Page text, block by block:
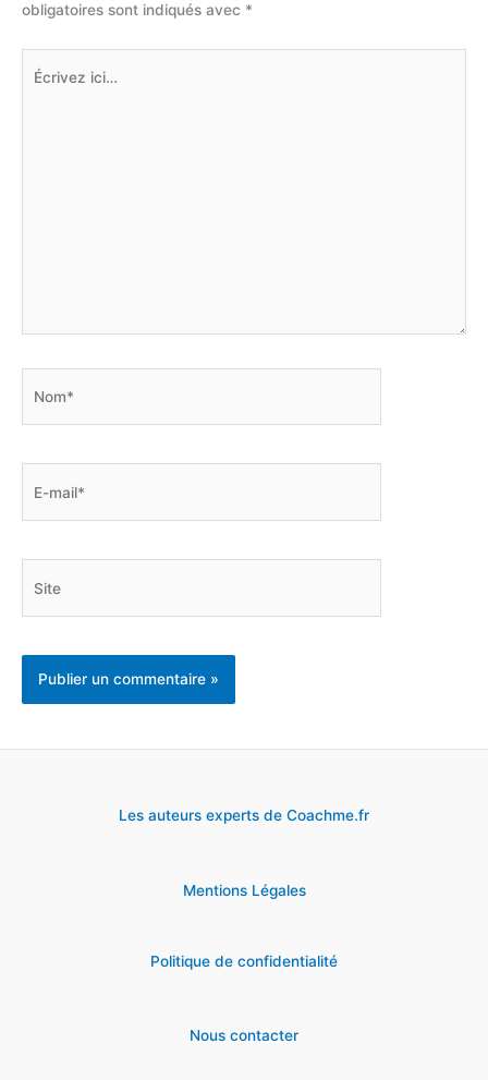
obligatoires sont indiqués avec *
Les auteurs experts de Coachme.fr
Mentions Légales
Politique de confidentialité
Nous contacter